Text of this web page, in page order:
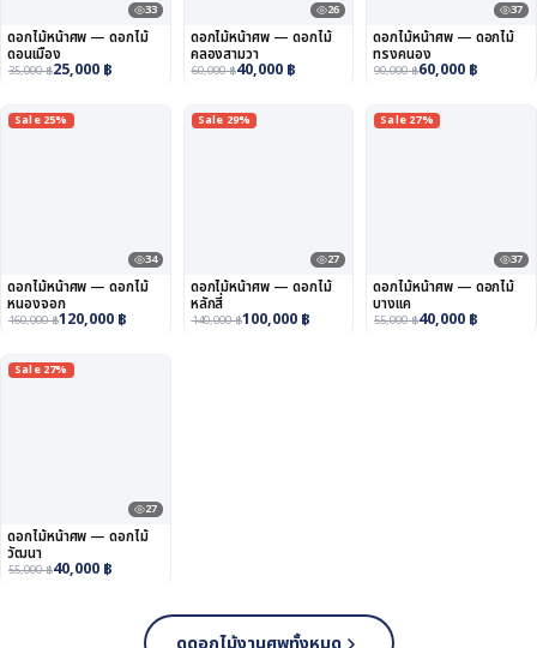
33
ดอกไม้หน้าศพ — ดอกไม้
ดอนเมือง
35,000฿25,000 ฿
26
ดอกไม้หน้าศพ — ดอกไม้
คลองสามวา
60,000฿40,000 ฿
37
ดอกไม้หน้าศพ — ดอกไม้
ทรงคนอง
90,000฿60,000 ฿
Sale 25%
34
ดอกไม้หน้าศพ — ดอกไม้
หนองจอก
160,000฿120,000 ฿
Sale 29%
27
ดอกไม้หน้าศพ — ดอกไม้
หลักสี่
140,000฿100,000 ฿
Sale 27%
37
ดอกไม้หน้าศพ — ดอกไม้
บางแค
55,000฿40,000 ฿
Sale 27%
27
ดอกไม้หน้าศพ — ดอกไม้
วัฒนา
55,000฿40,000 ฿